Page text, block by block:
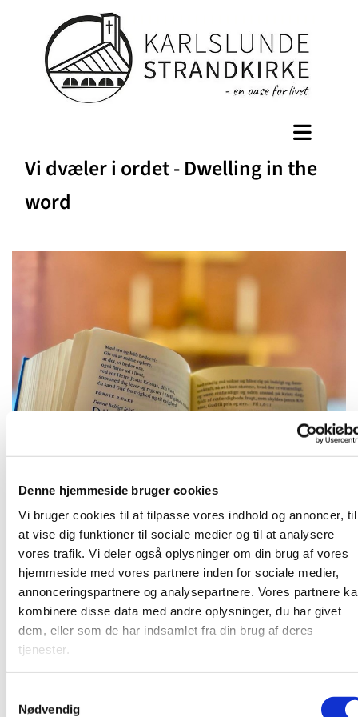
Denne hjemmeside bruger cookies
Vi bruger cookies til at tilpasse vores indhold og annoncer, til
at vise dig funktioner til sociale medier og til at analysere
vores trafik. Vi deler også oplysninger om din brug af vores
hjemmeside med vores partnere inden for sociale medier,
annonceringspartnere og analysepartnere. Vores partnere
kombinere disse data med andre oplysninger, du har givet
dem, eller som de har indsamlet fra din brug af deres
tjenester.
Nødvendig
Vi dvæler i ordet - Dwelling in the
word
Onsdag 24. november 2027, kl. 09:00
Kirkens præst gennemgår den kommende søndags tekst
og vi snakke om teksten. Herefter bøn.